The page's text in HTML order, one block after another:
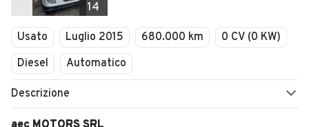
14
Usato Luglio 2015 680.000 km
0 CV (0 KW)
Diesel
Automatico
Descrizione